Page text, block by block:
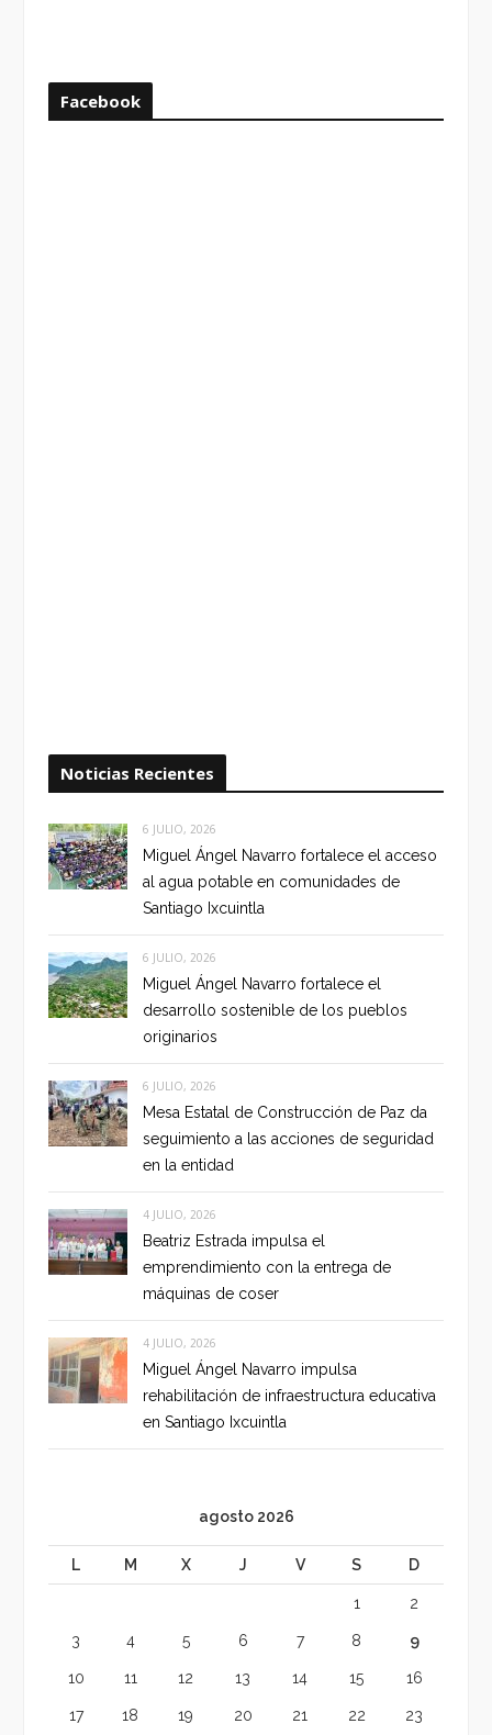
Facebook
Noticias Recientes
6 JULIO, 2026
Miguel Ángel Navarro fortalece el acceso
al agua potable en comunidades de
Santiago Ixcuintla
6 JULIO, 2026
Miguel Ángel Navarro fortalece el
desarrollo sostenible de los pueblos
originarios
6 JULIO, 2026
Mesa Estatal de Construcción de Paz da
seguimiento a las acciones de seguridad
en la entidad
4 JULIO, 2026
Beatriz Estrada impulsa el
emprendimiento con la entrega de
máquinas de coser
4 JULIO, 2026
Miguel Ángel Navarro impulsa
rehabilitación de infraestructura educativa
en Santiago Ixcuintla
agosto 2026
L M X J V S D
1 2
3 4 5 6 7 8 9
10 11 12 13 14 15 16
17 18 19 20 21 22 23